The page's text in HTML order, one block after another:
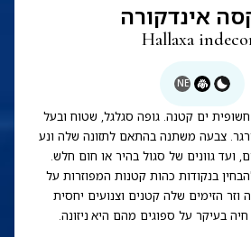
אינדקורה
Hallaxa
NE
ים קטנה. גופה סגלגל, שטוח ובעל
צבעה משתנה בהתאם לתזונה שלה ונע
ועד גוונים של סגול בהיר או חום חלש.
בנקודות כהות קטנות המפוזרות על
וזר הזימים שלה קטנים וצנועים יחסית
בעיקר על ספוגים מהם היא ניזונה.